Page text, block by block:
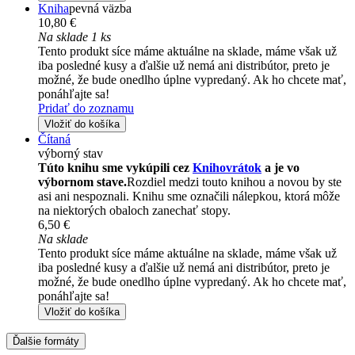
Knihapevná väzba
10,80 €
Na sklade 1 ks
Tento produkt síce máme aktuálne na sklade, máme však už
iba posledné kusy a ďalšie už nemá ani distribútor, preto je
možné, že bude onedlho úplne vypredaný. Ak ho chcete mať,
ponáhľajte sa!
Pridať do zoznamu
Vložiť do košíka
Čítaná
výborný stav
Túto knihu sme vykúpili cez Knihovrátok a je vo
výbornom stave.Rozdiel medzi touto knihou a novou by ste
asi ani nespoznali. Knihu sme označili nálepkou, ktorá môže
na niektorých obaloch zanechať stopy.
6,50 €
Na sklade
Tento produkt síce máme aktuálne na sklade, máme však už
iba posledné kusy a ďalšie už nemá ani distribútor, preto je
možné, že bude onedlho úplne vypredaný. Ak ho chcete mať,
ponáhľajte sa!
Vložiť do košíka
Ďalšie formáty